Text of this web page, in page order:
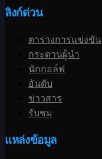
ลิงก์ด่วน
ตารางการแข่งขัน
กระดานผู้นำ
นักกอล์ฟ
อันดับ
ข่าวสาร
รับชม
แหล่งข้อมูล